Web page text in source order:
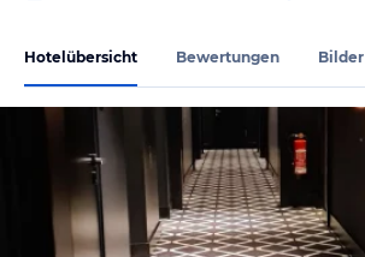
Hotelübersicht Bewertungen Bilder